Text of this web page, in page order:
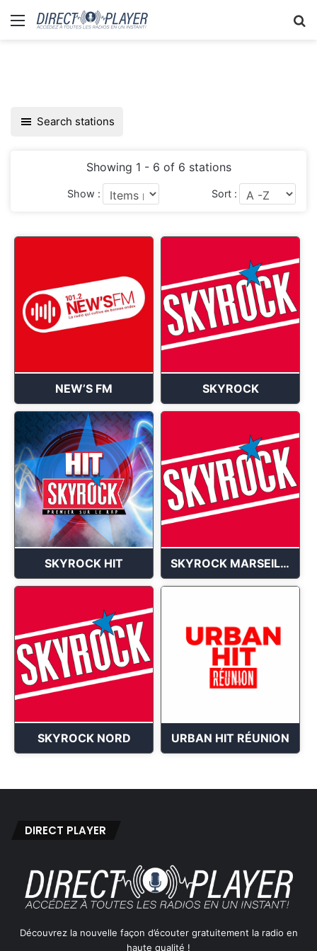
Menu
Search stations
Showing 1 - 6 of 6 stations
Show : Sort :
NEW’S FM SKYROCK
SKYROCK HIT SKYROCK MARSEILLE
SKYROCK NORD URBAN HIT RÉUNION
DIRECT PLAYER
Découvrez la nouvelle façon d’écouter gratuitement la radio en
haute qualité !